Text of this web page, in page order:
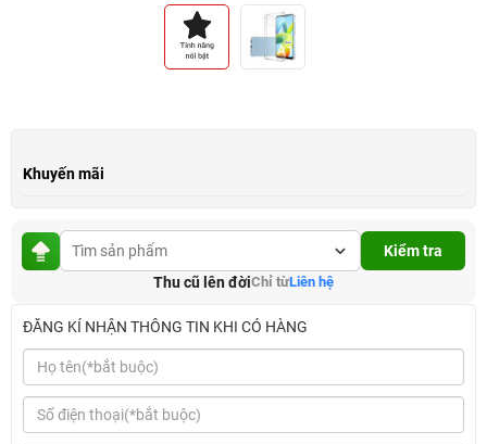
Khuyến mãi
Kiểm tra
Thu cũ lên đờiChỉ từLiên hệ
ĐĂNG KÍ NHẬN THÔNG TIN KHI CÓ HÀNG